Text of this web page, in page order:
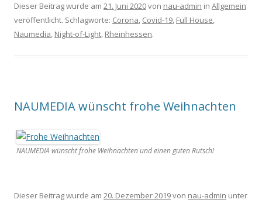
Dieser Beitrag wurde am 21. Juni 2020von nau-admin in Allgemein
veröffentlicht. Schlagworte: Corona, Covid-19, Full House,
Naumedia, Night-of-Light, Rheinhessen.
NAUMEDIA wünscht frohe Weihnachten
NAUMEDIA wünscht frohe Weihnachten und einen guten Rutsch!
Dieser Beitrag wurde am 20. Dezember 2019von nau-admin unter